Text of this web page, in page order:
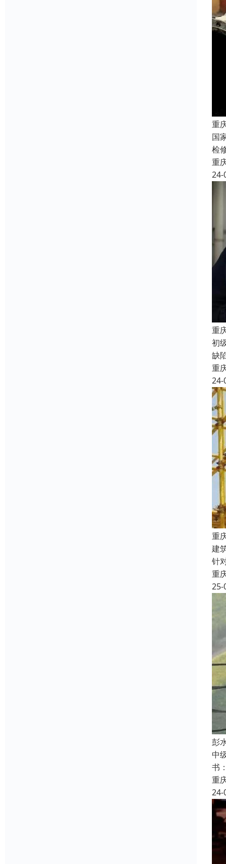
重
国
检
重
24-
重
初
缺
重
24-
重
建
针
重
25-
彭
中
书
重
24-